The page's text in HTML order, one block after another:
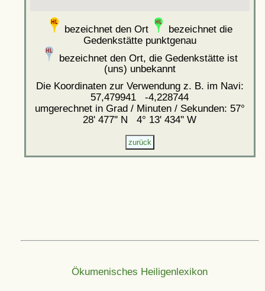
bezeichnet den Ort
bezeichnet die
Gedenkstätte punktgenau
bezeichnet den Ort, die Gedenkstätte ist
(uns) unbekannt
Die Koordinaten zur Verwendung z. B. im Navi:
57,479941 -4,228744
umgerechnet in Grad / Minuten / Sekunden: 57°
28' 477'' N 4° 13' 434'' W
Ökumenisches Heiligenlexikon